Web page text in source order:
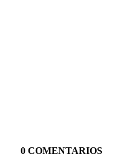
0 COMENTARIOS